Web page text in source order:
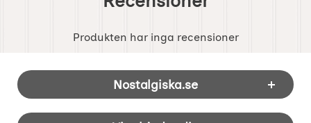
Produkten har inga recensioner
Sidfot Blandad info och länkar
Nostalgiska.se